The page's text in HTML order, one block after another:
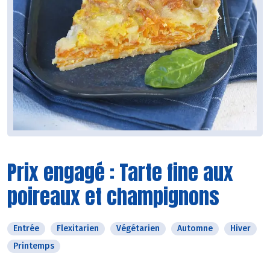
Prix engagé : Tarte fine aux
poireaux et champignons
Entrée Flexitarien Végétarien Automne
Hiver
Printemps